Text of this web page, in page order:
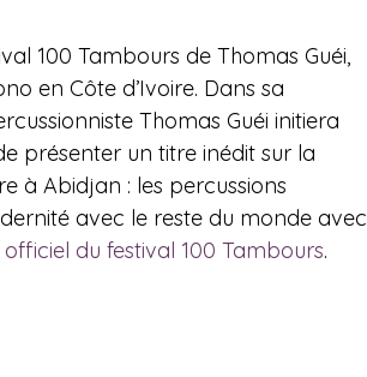
100 Tambours de Thomas Guéi,
en Côte d’Ivoire. Dans sa
Thomas Guéi initiera
présenter un titre inédit sur la
à Abidjan : les percussions
avec le reste du monde avec
officiel du festival 100 Tambours.